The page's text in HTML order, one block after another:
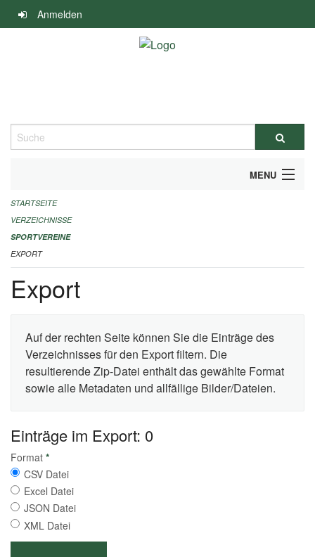
Navigation
überspringen
Anmelden
Suche
MENU
ALLGEMEINE INFORMATIONEN
FINANZIELLE UNTERSTÜTZUNG BENÖTIGT?
KONTAKT
STARTSEITE
VERZEICHNISSE
SPORTVEREINE
EXPORT
Export
Auf der rechten Seite können Sie die Einträge des
Verzeichnisses für den Export filtern. Die
resultierende Zip-Datei enthält das gewählte Format
sowie alle Metadaten und allfällige Bilder/Dateien.
Einträge im Export: 0
Format *
CSV Datei
Excel Datei
JSON Datei
XML Datei